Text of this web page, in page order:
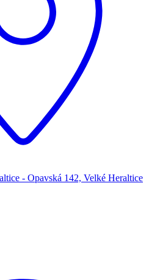
- Opavská 142, Velké Heraltice